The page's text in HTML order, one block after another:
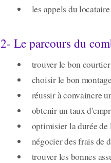
les appels du
2- Le parcours du
trouver le bon courtier
choisir le bon
réussir à convaincre
obtenir un taux
optimisier la durée de
négocier des frais de
trouver les bonnes